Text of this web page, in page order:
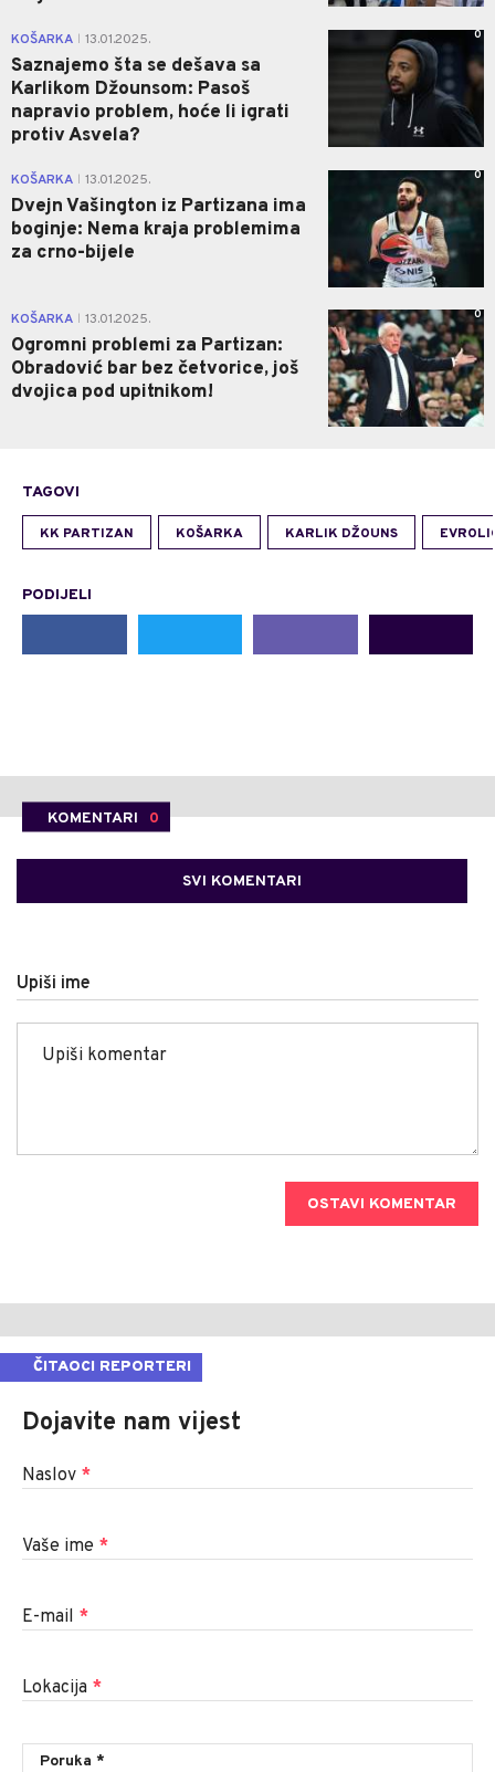
KOŠARKA 13.01.2025.
Saznajemo šta se dešava sa
Karlikom Džounsom: Pasoš
napravio problem, hoće li igrati
protiv Asvela?
0
KOŠARKA 13.01.2025.
Dvejn Vašington iz Partizana ima
boginje: Nema kraja problemima
za crno-bijele
0
KOŠARKA 13.01.2025.
Ogromni problemi za Partizan:
Obradović bar bez četvorice, još
dvojica pod upitnikom!
0
TAGOVI
KK PARTIZAN KOŠARKA KARLIK DŽOUNS
PODIJELI
KOMENTARI 0
SVI KOMENTARI
Upiši ime
OSTAVI KOMENTAR
ČITAOCI REPORTERI
Dojavite nam vijest
Naslov *
Vaše ime *
E-mail *
Lokacija *